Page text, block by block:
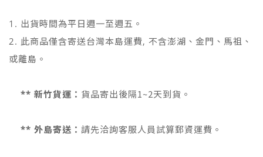
1. 出貨時間為平日週一至週五。
2. 此商品僅含寄送台灣本島運費, 不含澎湖、金門、馬祖、
或離島。
** 新竹貨運： 貨品寄出後隔1~2天到貨。
** 外島寄送： 請先洽詢客服人員試算郵資運費。